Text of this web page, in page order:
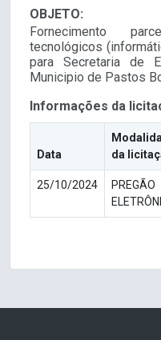
OBJETO:
Fornecimento
tecnológicos
para Secretaria de
Municipio de Pastos
Informações da
Data
da
25/10/2024
PREGÃO